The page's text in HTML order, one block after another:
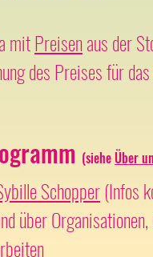
mitPreisenaus der
Preises für das
(sieheÜber u
Schopper(Infos
über